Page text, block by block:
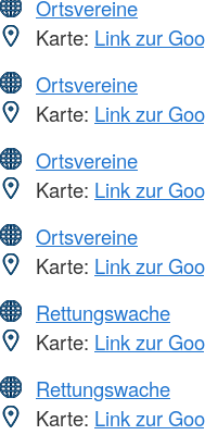
Ortsvereine
Karte: Link zur
Ortsvereine
Karte: Link zur
Ortsvereine
Karte: Link zur
Ortsvereine
Karte: Link zur
Rettungswache
Karte: Link zur
Rettungswache
Karte: Link zur